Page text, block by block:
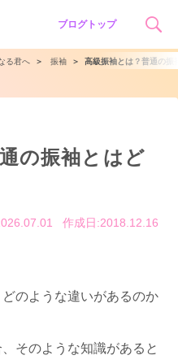
ブログトップ
る君へ ＞ 振袖 ＞ 高級振袖とは？普通の振
の振袖とはど
作成日:2018.12.16
のような違いがあるのか
そのような知識があると